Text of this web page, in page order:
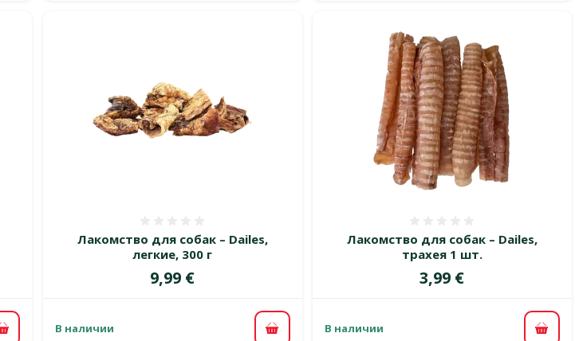
В корзину
Лакомство для собак – Dailes,
легкие, 300 г
Цена
9,99 €
В наличии В корзину
Лакомство для собак – Dailes,
трахея 1 шт.
Цена
3,99 €
В наличии В